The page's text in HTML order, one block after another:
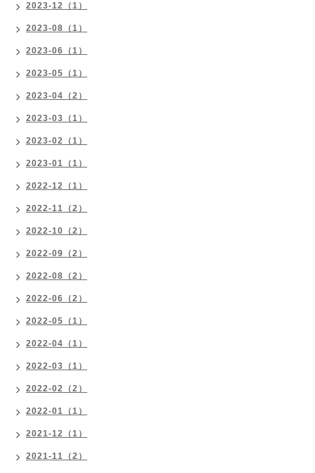
2023-12（1）
2023-08（1）
2023-06（1）
2023-05（1）
2023-04（2）
2023-03（1）
2023-02（1）
2023-01（1）
2022-12（1）
2022-11（2）
2022-10（2）
2022-09（2）
2022-08（2）
2022-06（2）
2022-05（1）
2022-04（1）
2022-03（1）
2022-02（2）
2022-01（1）
2021-12（1）
2021-11（2）